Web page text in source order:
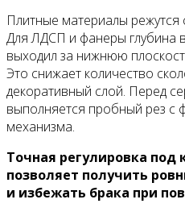
Плитные материалы
Для ЛДСП и фанеры глубина
выходил за нижнюю
Это снижает количество
декоративный слой. Перед
выполняется пробный рез с
механизма.
Точная регулировка
позволяет получить
и избежать брака при